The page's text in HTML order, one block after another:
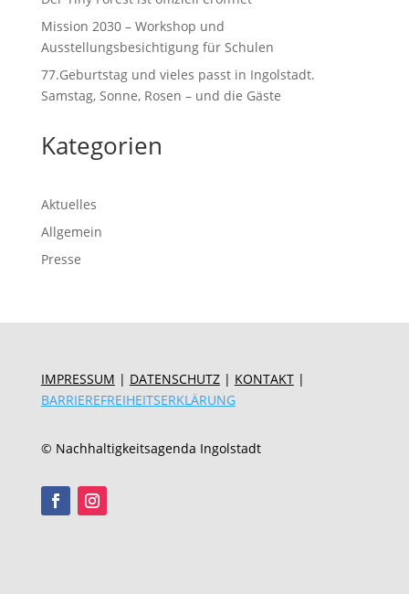
Mission 2030 – Workshop und
Ausstellungsbesichtigung für Schulen
77.Geburtstag und vieles passt in Ingolstadt.
Samstag, Sonne, Rosen – und die Gäste
Kategorien
Aktuelles
Allgemein
Presse
IMPRESSUM | DATENSCHUTZ| KONTAKT |
BARRIEREFREIHEITSERKLÄRUNG
© Nachhaltigkeitsagenda Ingolstadt